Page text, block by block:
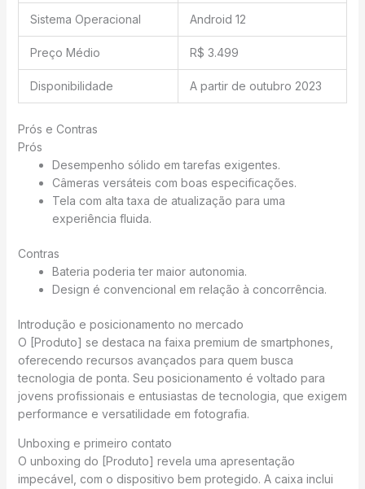
Sistema Operacional Android 12
Preço Médio R$ 3.499
Disponibilidade A partir de outubro 2023
Prós e Contras
Prós
Desempenho sólido em tarefas exigentes.
Câmeras versáteis com boas especificações.
Tela com alta taxa de atualização para uma
experiência fluida.
Contras
Bateria poderia ter maior autonomia.
Design é convencional em relação à concorrência.
Introdução e posicionamento no mercado
O [Produto] se destaca na faixa premium de smartphones,
oferecendo recursos avançados para quem busca
tecnologia de ponta. Seu posicionamento é voltado para
jovens profissionais e entusiastas de tecnologia, que exigem
performance e versatilidade em fotografia.
Unboxing e primeiro contato
O unboxing do [Produto] revela uma apresentação
impecável, com o dispositivo bem protegido. A caixa inclui